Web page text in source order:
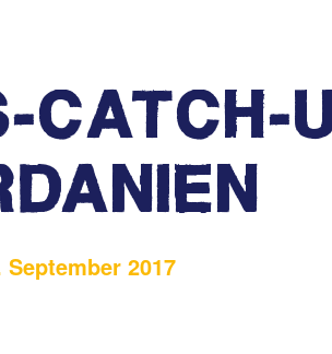
CATCH-
September 2017